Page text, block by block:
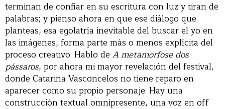
terminan de confiar en su escritura con luz y tiran de
palabras; y pienso ahora en que ese diálogo que
planteas, esa egolatría inevitable del buscar el yo en
las imágenes, forma parte más o menos explícita del
proceso creativo. Hablo de A metamorfose dos
pássaros, por ahora mi mayor revelación del festival,
donde Catarina Vasconcelos no tiene reparo en
aparecer como su propio personaje. Hay una
construcción textual omnipresente, una voz en off